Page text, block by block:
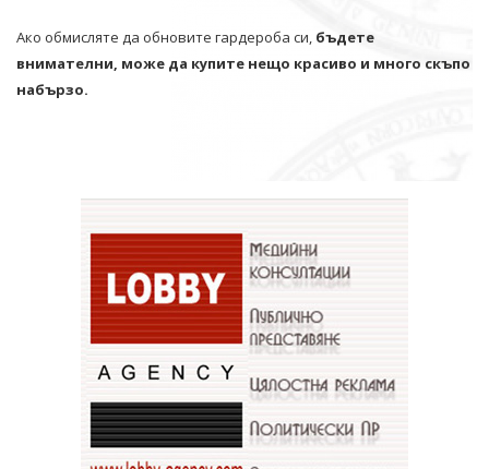
Ако обмисляте да обновите гардероба си, бъдете
внимателни, може да купите нещо красиво и много скъпо
набързо.